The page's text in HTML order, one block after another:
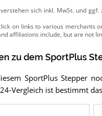
sich inkl. MwSt. und
zu dem SportPlus
SportPlus Stepper
Vergleich ist bestimmt